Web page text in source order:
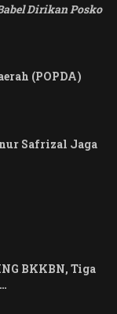
Dirikan Posko
(POPDA)
Safrizal Jaga
BKKBN, Tiga